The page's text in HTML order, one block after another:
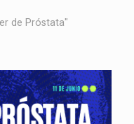
de Próstata"